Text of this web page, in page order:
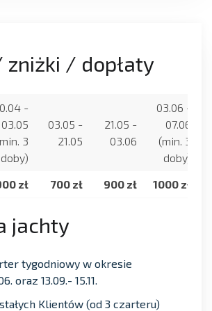
zniżki / dopłaty
-
03.05
3
doby)
03.05 -
21.05
21.05 -
03.06
03.06 -
07.06
(min. 3
doby)
zł 700 zł 900 zł 1000 zł
jachty
tygodniowy w okresie
oraz 13.09.- 15.11.
Klientów (od 3 czarteru)